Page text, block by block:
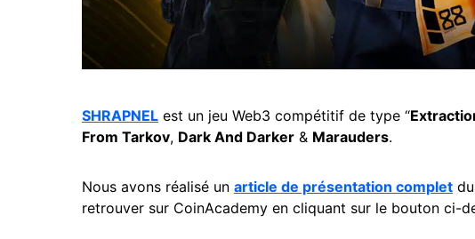
SHRAPNEL est un jeu Web3 compétitif de type “
From Tarkov, Dark And Darker & Marauders.
Nous avons réalisé un article de présentation complet
retrouver sur CoinAcademy en cliquant sur le bouton ci-